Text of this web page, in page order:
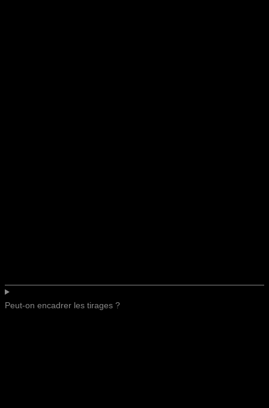
Peut-on encadrer les tirages ?